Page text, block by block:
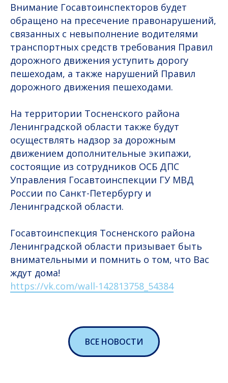
Внимание Госавтоинспекторов будет
обращено на пресечение правонарушений,
связанных с невыполнение водителями
транспортных средств требования Правил
дорожного движения уступить дорогу
пешеходам, а также нарушений Правил
дорожного движения пешеходами.
На территории Тосненского района
Ленинградской области также будут
осуществлять надзор за дорожным
движением дополнительные экипажи,
состоящие из сотрудников ОСБ ДПС
Управления Госавтоинспекции ГУ МВД
России по Санкт-Петербургу и
Ленинградской области.
Госавтоинспекция Тосненского района
Ленинградской области призывает быть
внимательными и помнить о том, что Вас
ждут дома!
https://vk.com/wall-142813758_54384
ВСЕ НОВОСТИ